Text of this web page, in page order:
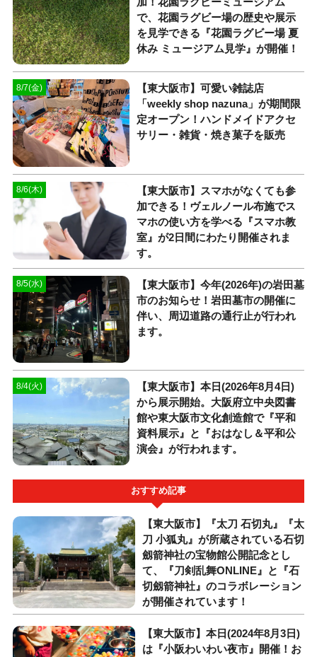
で、花園ラグビー場の歴史や展示
を見学できる『花園ラグビー場 夏
休み ミュージアム見学』が開催！
8/7(金)
【東大阪市】可愛い雑誌店
「weekly shop nazuna」が期間限
定オープン！ハンドメイドアクセ
サリー・雑貨・焼き菓子を販売
8/6(木)
【東大阪市】スマホがなくても参
加できる！ヴェルノール布施でス
マホの使い方を学べる『スマホ教
室』が2日間にわたり開催されま
す。
8/5(水)
【東大阪市】今年(2026年)の岩田墓
市のお知らせ！岩田墓市の開催に
伴い、周辺道路の通行止が行われ
ます。
8/4(火)
【東大阪市】本日(2026年8月4日)
から展示開始。大阪府立中央図書
館や東大阪市文化創造館で『平和
資料展示』と『おはなし＆平和公
演会』が行われます。
おすすめ記事
【東大阪市】『太刀 石切丸』『太
刀 小狐丸』が所蔵されている石切
劔箭神社の宝物館公開記念とし
て、『刀剣乱舞ONLINE』と『石
切劔箭神社』のコラボレーション
が開催されています！
【東大阪市】本日(2024年8月3日)
は『小阪わいわい夜市』開催！お